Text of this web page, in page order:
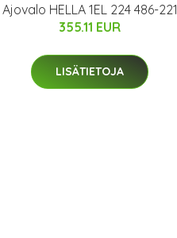
Ajovalo HELLA 1EL 224 486-221
355.11 EUR
LISÄTIETOJA